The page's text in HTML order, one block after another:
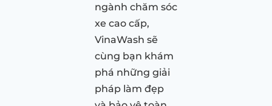
ngành chăm sóc
xe cao cấp,
VinaWash sẽ
cùng bạn khám
phá những giải
pháp làm đẹp